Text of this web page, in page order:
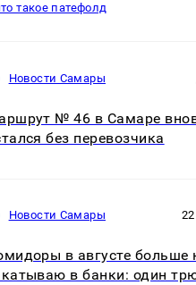
такое патефолд
Новости Самары
№ 46 в Самаре
без перевозчика
Новости Самары
в августе больше
в банки: один